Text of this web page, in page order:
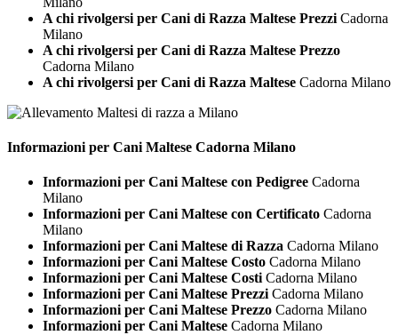
A chi rivolgersi per Cani di Razza Maltese Prezzi Cadorna
Milano
A chi rivolgersi per Cani di Razza Maltese Prezzo
Cadorna Milano
A chi rivolgersi per Cani di Razza Maltese Cadorna Milano
Informazioni per Cani Maltese Cadorna Milano
Informazioni per Cani Maltese con Pedigree Cadorna
Milano
Informazioni per Cani Maltese con Certificato Cadorna
Milano
Informazioni per Cani Maltese di Razza Cadorna Milano
Informazioni per Cani Maltese Costo Cadorna Milano
Informazioni per Cani Maltese Costi Cadorna Milano
Informazioni per Cani Maltese Prezzi Cadorna Milano
Informazioni per Cani Maltese Prezzo Cadorna Milano
Informazioni per Cani Maltese Cadorna Milano